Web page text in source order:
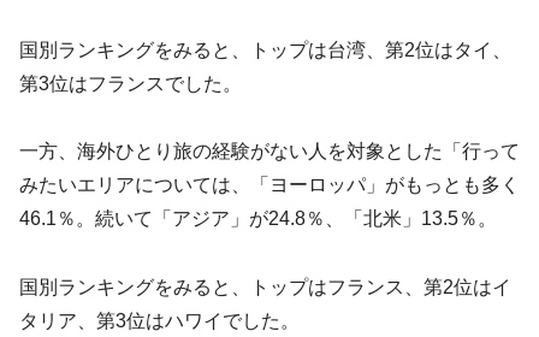
国別ランキングをみると、トップは台湾、第2位はタイ、
第3位はフランスでした。
一方、海外ひとり旅の経験がない人を対象とした「行って
みたいエリアについては、「ヨーロッパ」がもっとも多く
46.1％。続いて「アジア」が24.8％、「北米」13.5％。
国別ランキングをみると、トップはフランス、第2位はイ
タリア、第3位はハワイでした。